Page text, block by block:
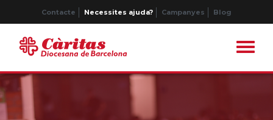
Contacte Necessites ajuda? Campanyes Blog